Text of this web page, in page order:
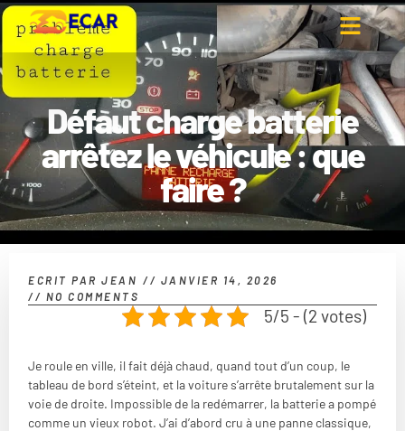
Défaut charge batterie
arrêtez le véhicule : que
faire ?
ECRIT PAR JEAN // JANVIER 14, 2026
// NO COMMENTS
5/5 - (2 votes)
Je roule en ville, il fait déjà chaud, quand tout d’un coup, le
tableau de bord s’éteint, et la voiture s’arrête brutalement sur la
voie de droite. Impossible de la redémarrer, la batterie a pompé
comme un vieux robot. J’ai d’abord cru à une panne classique,